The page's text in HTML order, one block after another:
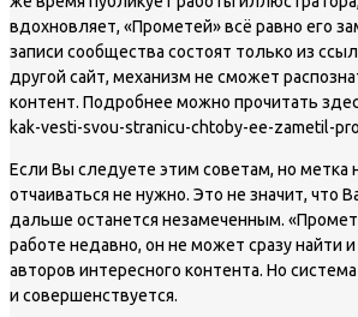
вдохновляет, «Прометей» всё равно его
записи сообщества состоят только из
другой сайт, механизм не сможет
контент. Подробнее можно прочитать
kak-vesti-svou-stranicu-chtoby-ee-zametil-
Если Вы следуете этим советам, но метка
отчаиваться не нужно. Это не значит, что
дальше останется незамеченным.
работе недавно, он не может сразу найти
авторов интересного контента. Но
и совершенствуется.